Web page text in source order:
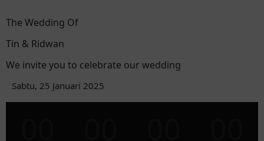
The Wedding Of
Tin & Ridwan
We invite you to celebrate our wedding
Sabtu, 25 Januari 2025